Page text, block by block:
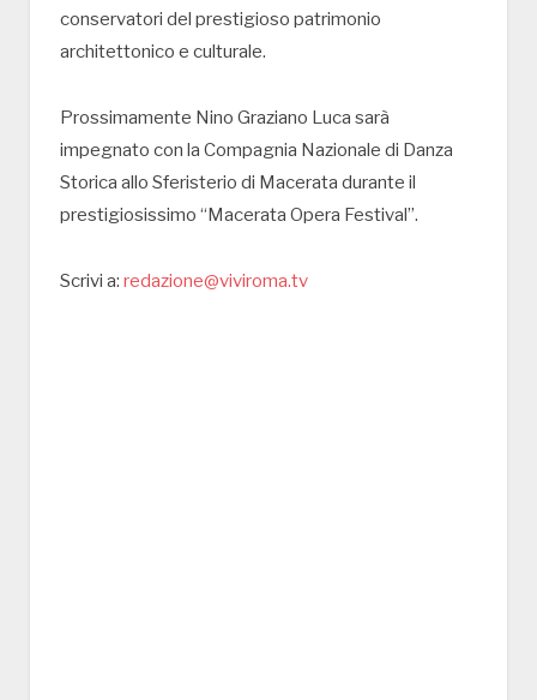
conservatori del prestigioso patrimonio
architettonico e culturale.
Prossimamente Nino Graziano Luca sarà
impegnato con la Compagnia Nazionale di Danza
Storica allo Sferisterio di Macerata durante il
prestigiosissimo “Macerata Opera Festival”.
Scrivi a: redazione@viviroma.tv